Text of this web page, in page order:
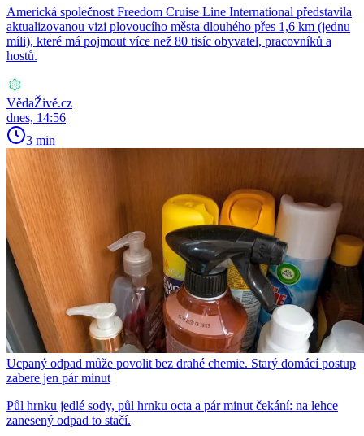
Americká společnost Freedom Cruise Line International představila
aktualizovanou vizi plovoucího města dlouhého přes 1,6 km (jednu
míli), které má pojmout více než 80 tisíc obyvatel, pracovníků a
hostů.
VědaŽivě.cz
dnes, 14:56
3 min
Ucpaný odpad může povolit bez drahé chemie. Starý domácí postup
zabere jen pár minut
Půl hrnku jedlé sody, půl hrnku octa a pár minut čekání: na lehce
zanesený odpad to stačí.